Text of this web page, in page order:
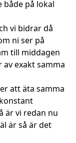
både på lokal
vi bidrar då
ni ser på
till middagen
av exakt samma
att äta samma
är vi redan nu
är så är det